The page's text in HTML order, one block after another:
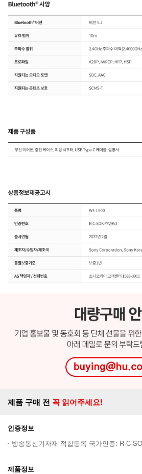
제품 구매 전 꼭 읽어주세요!
인증정보
방송통신기자재 적합등록 국가인증: R-C-
제품정보